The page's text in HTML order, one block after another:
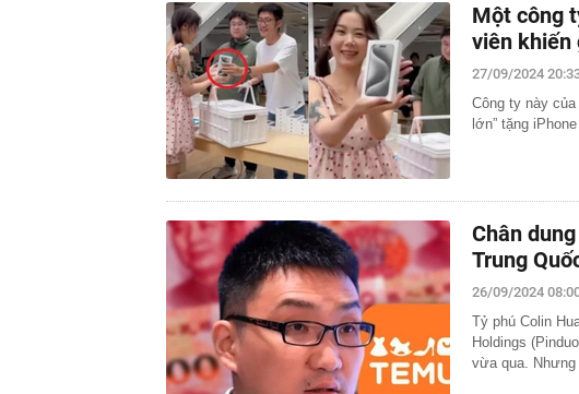
Một công
viên khiến
27/09/2024
Công ty này
lớn” tặng
Chân
Trung
26/09/2024
Tỷ phú Colin
Holdings
vừa qua.